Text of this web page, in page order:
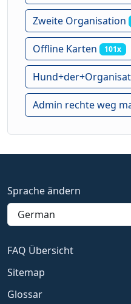
Zweite Organisation
Offline Karten 101x
Admin rechte weg
Sprache ändern
FAQ Übersicht
Sitemap
Glossar